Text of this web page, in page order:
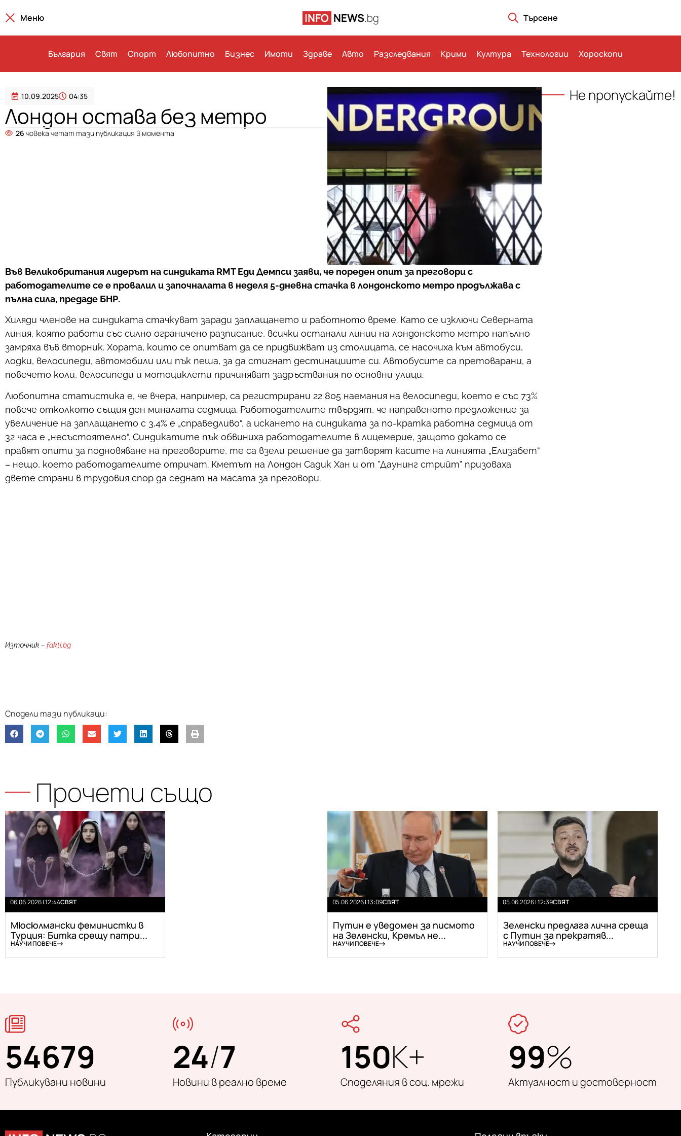
Меню Търсене
България Свят Спорт Любопитно Бизнес Имоти Здраве Авто Разследвания Крими Култура Технологии Хороскопи
10.09.2025 04:35
Лондон остава без метро
26 човека четат тази публикация в момента
Във Великобритания лидерът на синдиката RMT Еди Демпси заяви, че пореден опит за преговори с
работодателите се е провалил и започналата в неделя 5-дневна стачка в лондонското метро продължава с
пълна сила, предаде БНР.
Хиляди членове на синдиката стачкуват заради заплащането и работното време. Като се изключи Северната
линия, която работи със силно ограничено разписание, всички останали линии на лондонското метро напълно
замряха във вторник. Хората, които се опитват да се придвижват из столицата, се насочиха към автобуси,
лодки, велосипеди, автомобили или пък пеша, за да стигнат дестинациите си. Автобусите са претоварани, а
повечето коли, велосипеди и мотоциклети причиняват задръствания по основни улици.
Любопитна статистика е, че вчера, например, са регистрирани 22 805 наемания на велосипеди, което е със 73%
повече отколкото същия ден миналата седмица. Работодателите твърдят, че направеното предложение за
увеличение на заплащането с 3,4% е „справедливо“, а искането на синдиката за по-кратка работна седмица от
32 часа е „несъстоятелно“. Синдикатите пък обвиниха работодателите в лицемерие, защото докато се
правят опити за подновяване на преговорите, те са взели решение да затворят касите на линията „Елизабет“
– нещо, което работодателите отричат. Кметът на Лондон Садик Хан и от "Даунинг стрийт" призоваха
двете страни в трудовия спор да седнат на масата за преговори.
Източник – fakti.bg
Не пропускайте!
Прочети също
06.06.2026 | 12:44СВЯТ
Мюсюлмански феминистки в
Турция: Битка срещу патри...
НАУЧИ ПОВЕЧЕ
05.06.2026 | 13:09СВЯТ
Путин е уведомен за писмото
на Зеленски, Кремъл не...
НАУЧИ ПОВЕЧЕ
05.06.2026 | 12:39СВЯТ
Зеленски предлага лична среща
с Путин за прекратяв...
НАУЧИ ПОВЕЧЕ
54679
Публикувани новини
24/7
Новини в реално време
150K+
Споделяния в соц. мрежи
99%
Актуалност и достоверност